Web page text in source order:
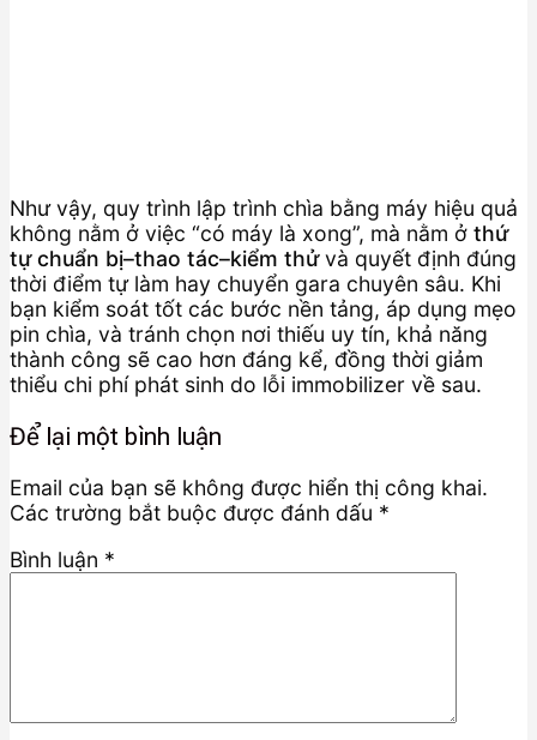
Như vậy, quy trình lập trình chìa bằng máy hiệu quả
không nằm ở việc “có máy là xong”, mà nằm ở thứ
tự chuẩn bị–thao tác–kiểm thửvà quyết định đúng
thời điểm tự làm hay chuyển gara chuyên sâu. Khi
bạn kiểm soát tốt các bước nền tảng, áp dụng mẹo
pin chìa, và tránh chọn nơi thiếu uy tín, khả năng
thành công sẽ cao hơn đáng kể, đồng thời giảm
thiểu chi phí phát sinh do lỗi immobilizer về sau.
Để lại một bình luận
Email của bạn sẽ không được hiển thị công khai.
Các trường bắt buộc được đánh dấu *
Bình luận *